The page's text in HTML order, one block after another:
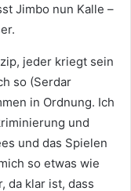
Jimbo nun Kalle –
jeder kriegt sein
so (Serdar
in Ordnung. Ich
und
und das Spielen
so etwas wie
da klar ist, dass